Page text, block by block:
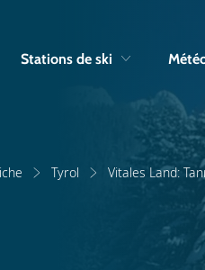
Stations de ski
Tyrol Vitales Land: